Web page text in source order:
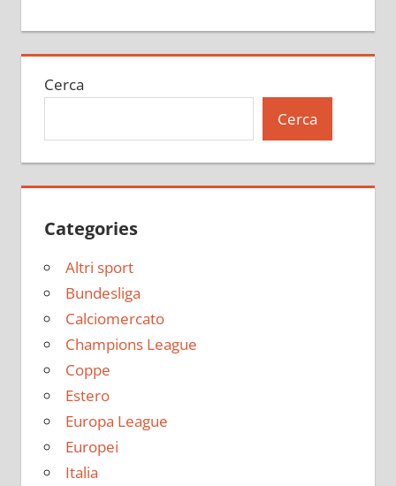
Cerca
Cerca
Categories
Altri sport
Bundesliga
Calciomercato
Champions League
Coppe
Estero
Europa League
Europei
Italia